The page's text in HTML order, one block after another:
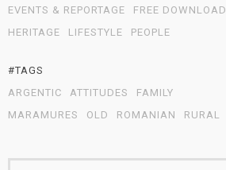
EVENTS & REPORTAGE
FREE DOWNLOAD
HERITAGE
LIFESTYLE PEOPLE
#TAGS
ARGENTIC
ATTITUDES
FAMILY
MARAMURES
OLD ROMANIAN RURAL